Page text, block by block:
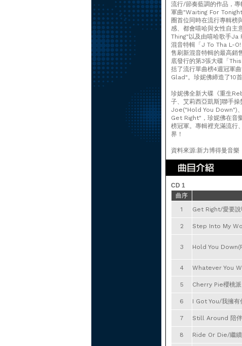
流行/節奏藍調的作品，
軍曲"Waiting For
圈首位同時在流行專輯榜
感、都會嘻哈與女性自
Thing"以及由嘻哈歌手Ja
混音特輯「J To Tha L-
售刷新混音特輯的最高
底發行的第3張大碟「
括了流行單曲榜4週冠軍
Glad"。珍妮佛締造了10
珍妮佛全新大碟《重生
子、艾莉西亞凱斯]聯手
Joe("Hold You Down")
Get Right"，珍妮佛在音
榜冠軍。專輯裡充滿流行
界！
資料來源:新力博得曼音樂
CD 1
曲序
1
Get Right/愛要說
2
Step Into My
3 Hold You
4
Whatever You
5
Cherry Pie櫻桃派
6
I Got You/我擁有
7
Still Around 陪
8
Ride Or Die/繼